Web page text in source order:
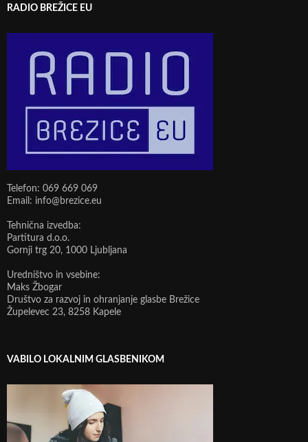
RADIO BREŽICE EU
Telefon: 069 669 069
Email: info@brezice.eu
Tehnična izvedba:
Partitura d.o.o.
Gornji trg 20, 1000 Ljubljana
Uredništvo in vsebine:
Maks Žbogar
Društvo za razvoj in ohranjanje glasbe Brežice
Župelevec 23, 8258 Kapele
VABILO LOKALNIM GLASBENIKOM